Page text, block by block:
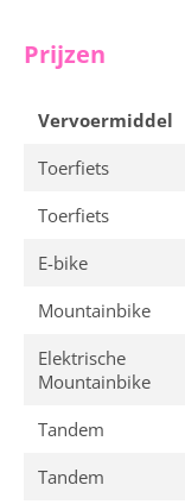
Prijzen
Vervoermiddel
Toerfiets
Toerfiets
E-bike
Mountainbike
Elektrische
Mountainbike
Tandem
Tandem